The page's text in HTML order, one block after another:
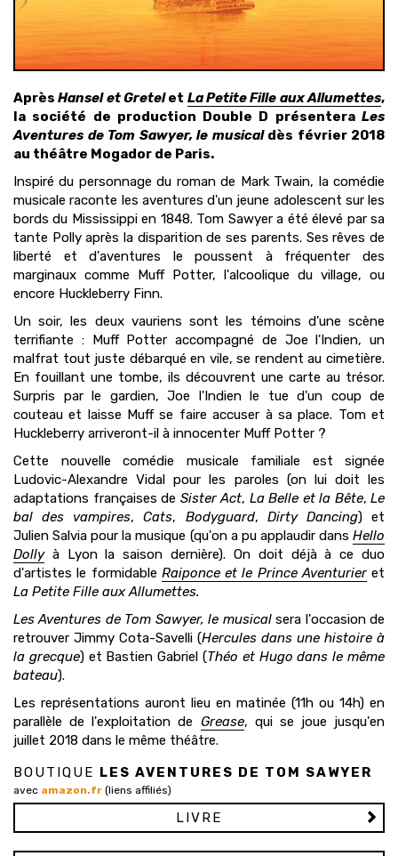
Après Hansel et Gretelet La Petite Fille aux Allumettes,
la société de production Double D présentera Les
Aventures de Tom Sawyer, le musicaldès février 2018
au théâtre Mogador de Paris.
Inspiré du personnage du roman de Mark Twain, la comédie
musicale raconte les aventures d'un jeune adolescent sur les
bords du Mississippi en 1848. Tom Sawyer a été élevé par sa
tante Polly après la disparition de ses parents. Ses rêves de
liberté et d'aventures le poussent à fréquenter des
marginaux comme Muff Potter, l'alcoolique du village, ou
encore Huckleberry Finn.
Un soir, les deux vauriens sont les témoins d'une scène
terrifiante : Muff Potter accompagné de Joe l'Indien, un
malfrat tout juste débarqué en vile, se rendent au cimetière.
En fouillant une tombe, ils découvrent une carte au trésor.
Surpris par le gardien, Joe l'Indien le tue d'un coup de
couteau et laisse Muff se faire accuser à sa place. Tom et
Huckleberry arriveront-il à innocenter Muff Potter ?
Cette nouvelle comédie musicale familiale est signée
Ludovic-Alexandre Vidal pour les paroles (on lui doit les
adaptations françaises de Sister Act, La Belle et la Bête, Le
bal des vampires,Cats, Bodyguard, Dirty Dancing) et
Julien Salvia pour la musique (qu'on a pu applaudir dans Hello
Dollyà Lyon la saison dernière). On doit déjà à ce duo
d'artistes le formidable Raiponce et le Prince Aventurieret
La Petite Fille aux Allumettes.
Les Aventures de Tom Sawyer, le musicalsera l'occasion de
retrouver Jimmy Cota-Savelli (Hercules dans une histoire à
la grecque) et Bastien Gabriel (Théo et Hugo dans le même
bateau).
Les représentations auront lieu en matinée (11h ou 14h) en
parallèle de l'exploitation de Grease, qui se joue jusqu'en
juillet 2018 dans le même théâtre.
BOUTIQUE LES AVENTURES DE TOM SAWYER
avec amazon.fr (liens affiliés)
LIVRE